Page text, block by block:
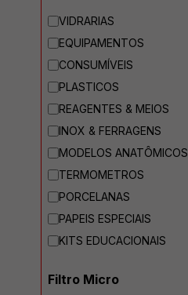
VIDRARIAS
EQUIPAMENTOS
CONSUMÍVEIS
PLASTICOS
REAGENTES & MEIOS
INOX & FERRAGENS
MODELOS ANATÔMICOS
TERMOMETROS
PORCELANAS
PAPEIS ESPECIAIS
KITS EDUCACIONAIS
Filtro Micro